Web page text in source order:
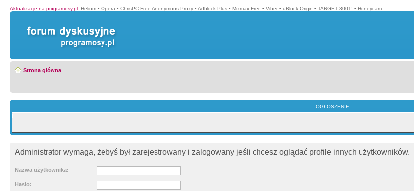
Aktualizacje na programosy.pl: Helium • Opera • ChrisPC Free Anonymous Proxy • Adblock Plus • Mixmax Free • Viber • uBlock Origin • TARGET 3001! • Honeycam
Strona główna
OGŁOSZENIE:
Administrator wymaga, żebyś był zarejestrowany i zalogowany jeśli chcesz oglądać profile innych użytkowników.
Nazwa użytkownika:
Hasło: